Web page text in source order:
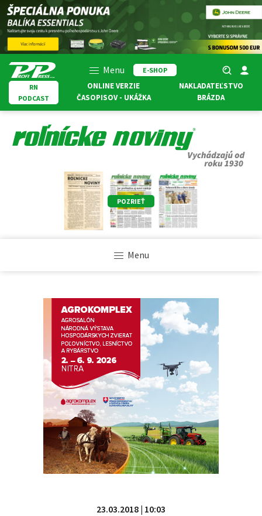
Menu
E-SHOP
RN
PODCAST
ONLINE VERZIE
ČASOPISOV - UKÁŽKA
NAKLADATEĽSTVO
BRÁZDA
POZRIEŤ
Menu
23.03.2018 | 10:03